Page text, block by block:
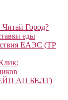
Читай Город?
еды
ЕАЭС (ТР
АП БЕЛТ)